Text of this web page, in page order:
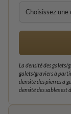
La densité des galets/
galets/graviers à
densité des pierres à
densité des sables est